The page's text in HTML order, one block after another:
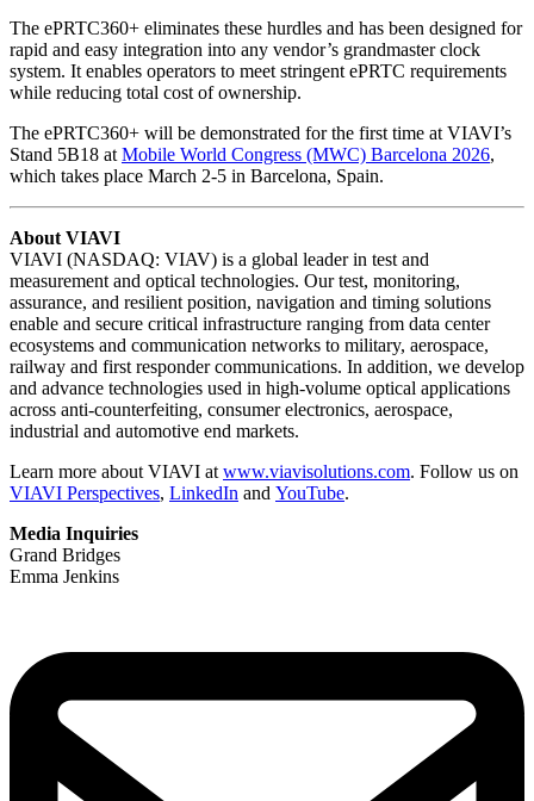
The ePRTC360+ eliminates these hurdles and has been designed for
rapid and easy integration into any vendor’s grandmaster clock
system. It enables operators to meet stringent ePRTC requirements
while reducing total cost of ownership.
The ePRTC360+ will be demonstrated for the first time at VIAVI’s
Stand 5B18 at Mobile World Congress (MWC) Barcelona 2026,
which takes place March 2-5 in Barcelona, Spain.
About VIAVI
VIAVI (NASDAQ: VIAV) is a global leader in test and
measurement and optical technologies. Our test, monitoring,
assurance, and resilient position, navigation and timing solutions
enable and secure critical infrastructure ranging from data center
ecosystems and communication networks to military, aerospace,
railway and first responder communications. In addition, we develop
and advance technologies used in high-volume optical applications
across anti-counterfeiting, consumer electronics, aerospace,
industrial and automotive end markets.
Learn more about VIAVI at www.viavisolutions.com. Follow us on
VIAVI Perspectives, LinkedIn and YouTube.
Media Inquiries
Grand Bridges
Emma Jenkins